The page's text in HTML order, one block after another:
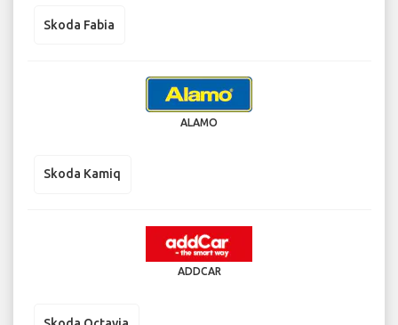
Skoda Fabia
ALAMO
Skoda Kamiq
ADDCAR